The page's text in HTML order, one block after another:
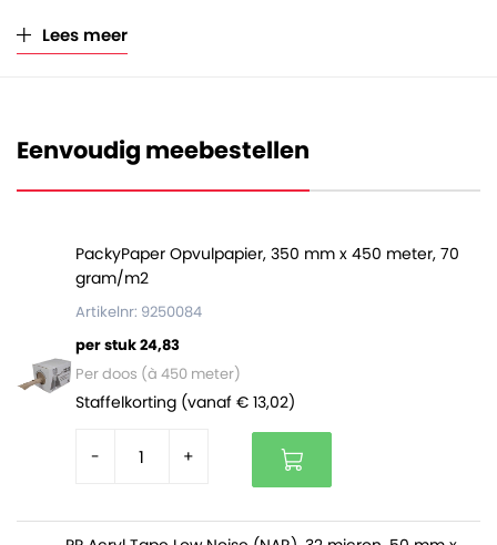
Lees meer
Eenvoudig meebestellen
PackyPaper Opvulpapier, 350 mm x 450 meter, 70
gram/m2
Artikelnr: 9250084
per stuk 24,83
Per doos (à 450 meter)
Staffelkorting (vanaf € 13,02)
- +